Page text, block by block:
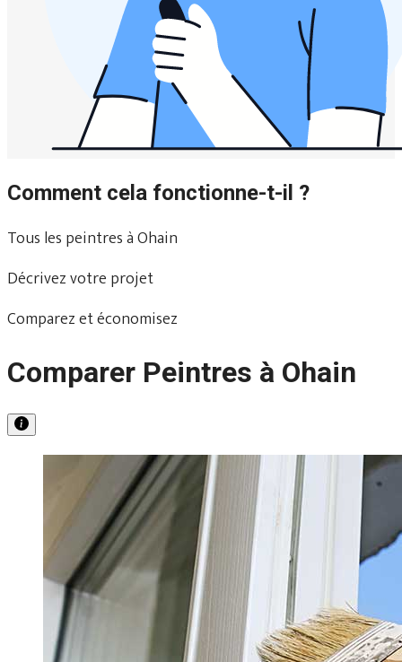
Comment cela fonctionne-t-il ?
Tous les peintres à Ohain
Décrivez votre projet
Comparez et économisez
Comparer Peintres à Ohain